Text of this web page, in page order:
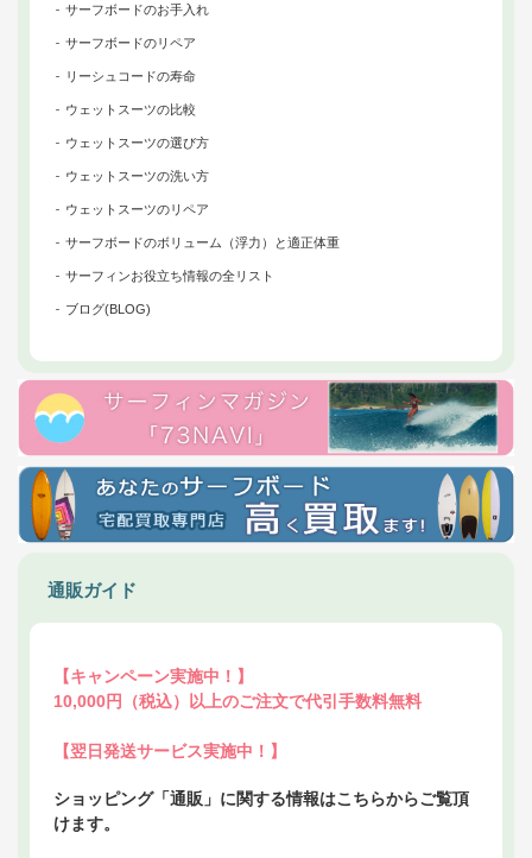
サーフボードのお手入れ
サーフボードのリペア
リーシュコードの寿命
ウェットスーツの比較
ウェットスーツの選び方
ウェットスーツの洗い方
ウェットスーツのリペア
サーフボードのボリューム（浮力）と適正体重
サーフィンお役立ち情報の全リスト
ブログ(BLOG)
通販ガイド
【キャンペーン実施中！】
10,000円（税込）以上のご注文で代引手数料無料
【翌日発送サービス実施中！】
ショッピング「通販」に関する情報はこちらからご覧頂
けます。